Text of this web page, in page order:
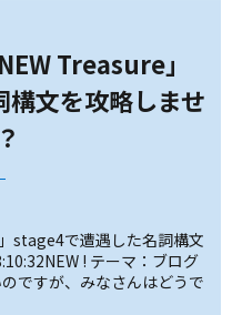
Treasure」
文を攻略しませ
stage4で遭遇した名詞構文
! テーマ：ブログ
ですが、みなさんはどうで